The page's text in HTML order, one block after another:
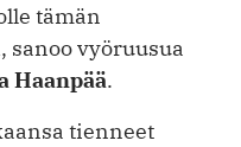
tämän
vyöruusua
Haanpää.
tienneet